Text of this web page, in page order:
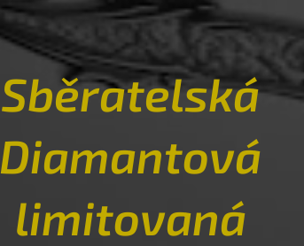
Sběratelská
Diamantová
limitovaná